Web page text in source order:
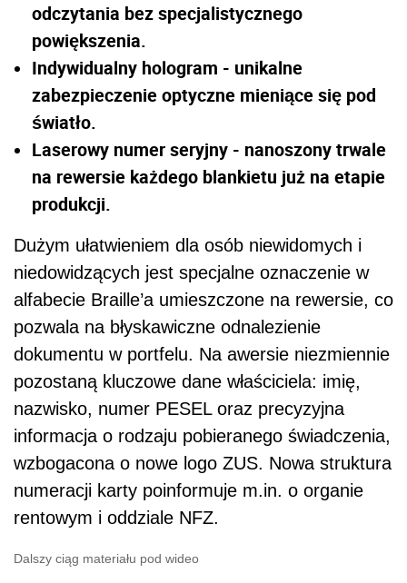
odczytania bez specjalistycznego
powiększenia.
Indywidualny hologram - unikalne
zabezpieczenie optyczne mieniące się pod
światło.
Laserowy numer seryjny - nanoszony trwale
na rewersie każdego blankietu już na etapie
produkcji.
Dużym ułatwieniem dla osób niewidomych i
niedowidzących jest specjalne oznaczenie w
alfabecie Braille’a umieszczone na rewersie, co
pozwala na błyskawiczne odnalezienie
dokumentu w portfelu. Na awersie niezmiennie
pozostaną kluczowe dane właściciela: imię,
nazwisko, numer PESEL oraz precyzyjna
informacja o rodzaju pobieranego świadczenia,
wzbogacona o nowe logo ZUS. Nowa struktura
numeracji karty poinformuje m.in. o organie
rentowym i oddziale NFZ.
Dalszy ciąg materiału pod wideo